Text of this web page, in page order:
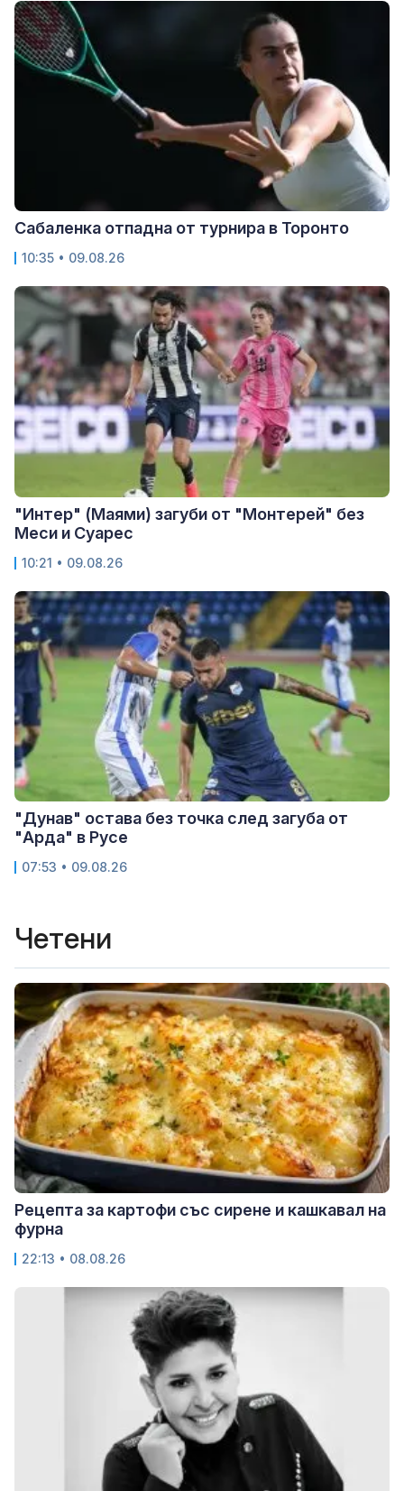
Сабаленка отпадна от турнира в Торонто
10:35 • 09.08.26
"Интер" (Маями) загуби от "Монтерей" без
Меси и Суарес
10:21 • 09.08.26
"Дунав" остава без точка след загуба от
"Арда" в Русе
07:53 • 09.08.26
Четени
Рецепта за картофи със сирене и кашкавал на
фурна
22:13 • 08.08.26